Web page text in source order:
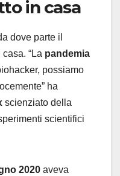
in casa
dove parte il
“La pandemia
possiamo
ha
scienziato della
scientifici
2020 aveva